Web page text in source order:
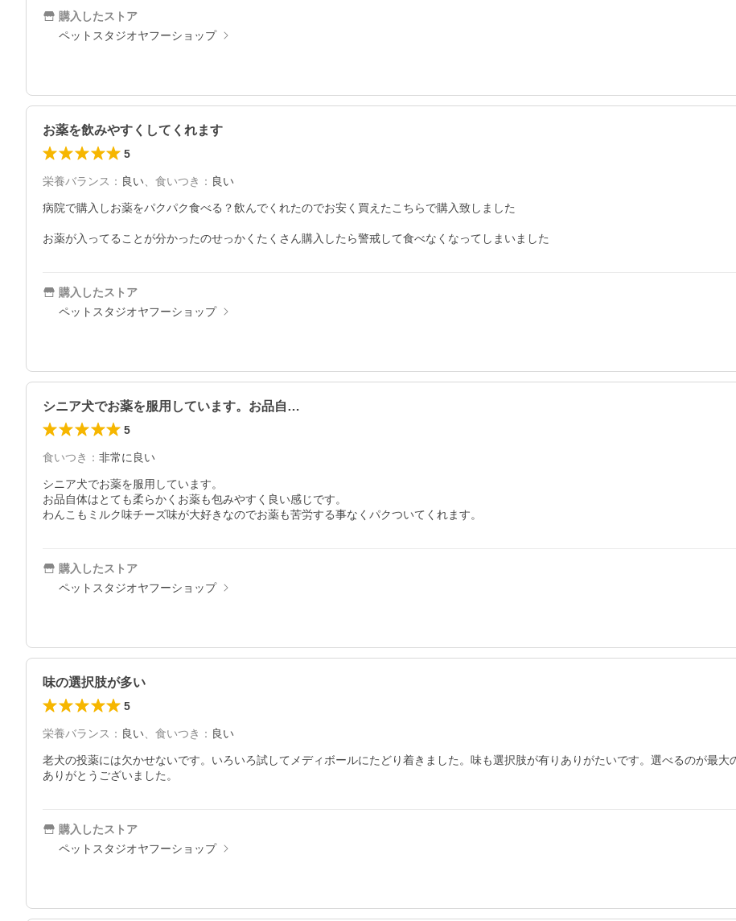
購入したストア
ペットスタジオヤフーショップ
お薬を飲みやすくしてくれます
5
栄養バランス ： 良い、 食いつき ： 良い
病院で購入しお薬をパクパク食べる？飲んでくれたのでお安く買えたこちらで購入致しました
お薬が入ってることが分かったのせっかくたくさん購入したら警戒して食べなくなってしまいました
購入したストア
ペットスタジオヤフーショップ
シニア犬でお薬を服用しています。お品自…
5
食いつき ： 非常に良い
シニア犬でお薬を服用しています。
お品自体はとても柔らかくお薬も包みやすく良い感じです。
わんこもミルク味チーズ味が大好きなのでお薬も苦労する事なくパクついてくれます。
購入したストア
ペットスタジオヤフーショップ
味の選択肢が多い
5
栄養バランス ： 良い、 食いつき ： 良い
老犬の投薬には欠かせないです。いろいろ試してメディボールにたどり着きました。味も選択肢が有りありがたいです。選べるのが最大
ありがとうございました。
購入したストア
ペットスタジオヤフーショップ